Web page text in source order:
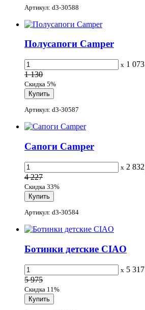
Артикул: d3-30588
Полусапоги Camper
x 1 073
1 130
Скидка 5%
Артикул: d3-30587
Сапоги Camper
x 2 832
4 227
Скидка 33%
Артикул: d3-30584
Ботинки детские CIAO
x 5 317
5 975
Скидка 11%